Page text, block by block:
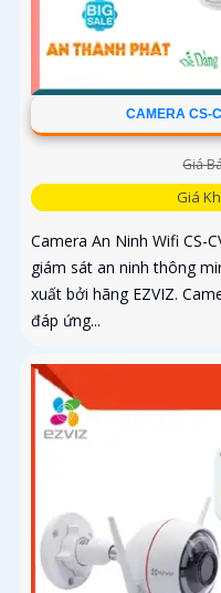
CAMERA CS-
Giá
Giá
Camera An Ninh Wifi CS-
giám sát an ninh thông
xuất bởi hãng EZVIZ.
đáp ứng...